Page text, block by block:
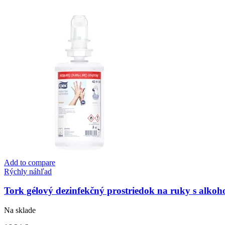
Add to compare
Rýchly náhľad
Tork gélový dezinfekčný prostriedok na ruky s
Na sklade